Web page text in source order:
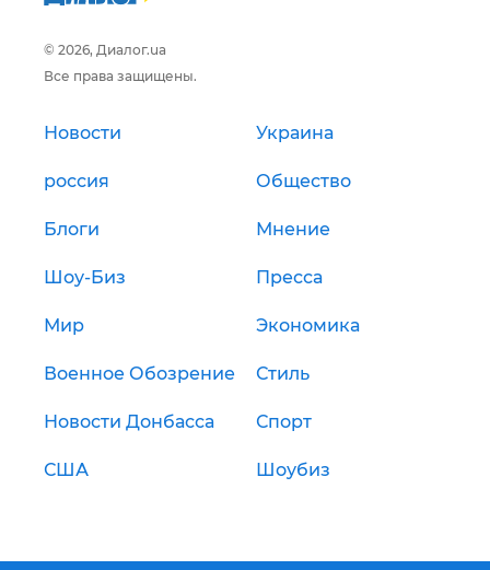
© 2026, Диалог.ua
Все права защищены.
Новости Украина
россия Общество
Блоги Мнение
Шоу-Биз Пресса
Мир Экономика
Военное Обозрение Стиль
Новости Донбасса Спорт
США Шоубиз